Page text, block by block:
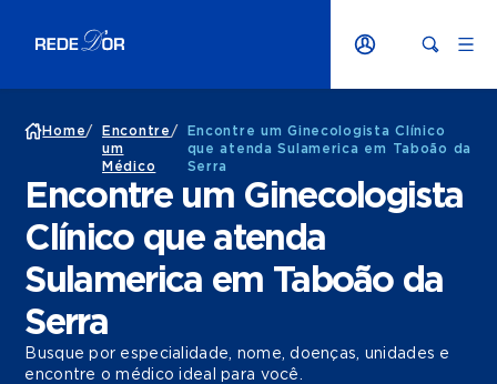
Home/
Encontre
um
Médico
/
Encontre um Ginecologista Clínico
que atenda Sulamerica em Taboão da
Serra
Encontre um Ginecologista
Clínico que atenda
Sulamerica em Taboão da
Serra
Busque por especialidade, nome, doenças, unidades e
encontre o médico ideal para você.